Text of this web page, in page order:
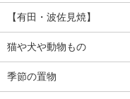
【有田・波佐見焼】
猫や犬や動物もの
季節の置物